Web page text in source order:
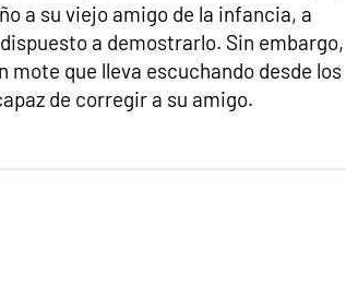
a su viejo amigo de la infancia, a
a demostrarlo. Sin embargo,
mote que lleva escuchando desde los
de corregir a su amigo.